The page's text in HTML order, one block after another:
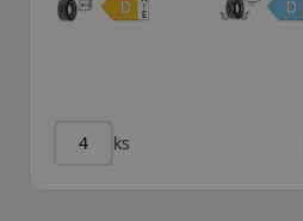
DO KOŠÍKU